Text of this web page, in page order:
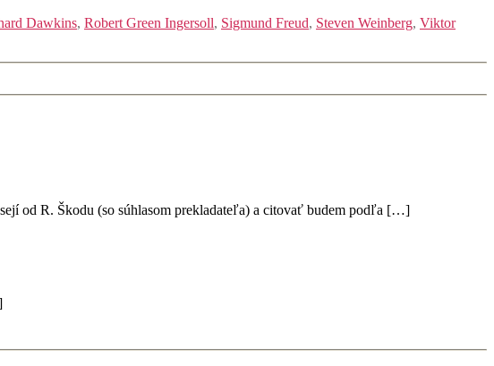
Dawkins, Robert Green Ingersoll, Sigmund Freud, Steven Weinberg, Viktor
od R. Škodu (so súhlasom prekladateľa) a citovať budem podľa […]